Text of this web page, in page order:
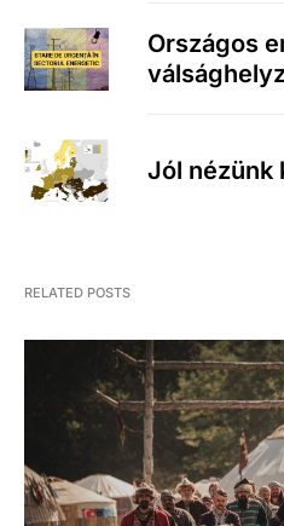
Országos
Jól nézünk
RELATED POSTS